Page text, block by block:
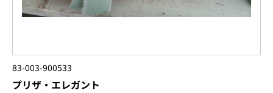
83-003-900533
プリザ・エレガント